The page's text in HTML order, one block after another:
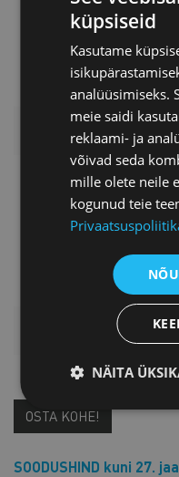
OSTA KOHE!
SOODUSHIND kuni 27.
küpsiseid
Kasutame
analüüsimiseks.
meie saidi
reklaami- ja
võivad seda
mille olete neile
kogunud teie
NÄITA